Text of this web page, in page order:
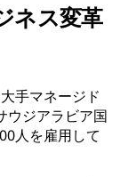
ネス変革
手マネージド
ウジアラビア国
人を雇用して